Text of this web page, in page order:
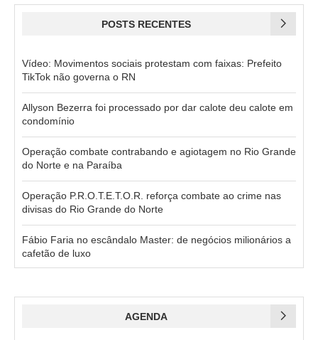
POSTS RECENTES
Vídeo: Movimentos sociais protestam com faixas: Prefeito
TikTok não governa o RN
Allyson Bezerra foi processado por dar calote deu calote em
condomínio
Operação combate contrabando e agiotagem no Rio Grande
do Norte e na Paraíba
Operação P.R.O.T.E.T.O.R. reforça combate ao crime nas
divisas do Rio Grande do Norte
Fábio Faria no escândalo Master: de negócios milionários a
cafetão de luxo
AGENDA